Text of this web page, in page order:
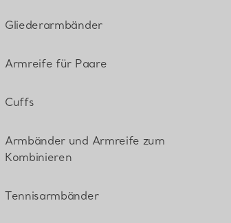
Gliederarmbänder
Armreife für Paare
Cuffs
Armbänder und Armreife zum
Kombinieren
Tennisarmbänder